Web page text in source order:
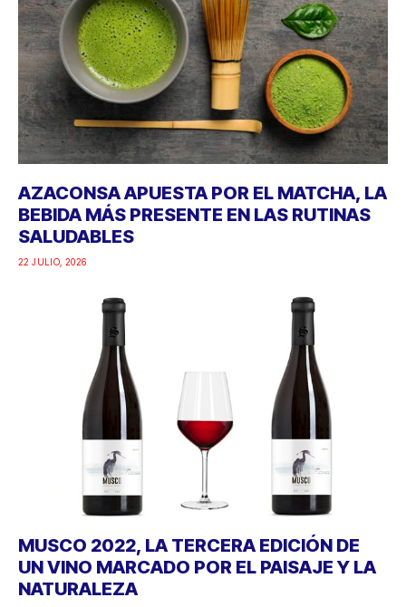
AZACONSA APUESTA POR EL MATCHA, LA
BEBIDA MÁS PRESENTE EN LAS RUTINAS
SALUDABLES
22 JULIO, 2026
MUSCO 2022, LA TERCERA EDICIÓN DE
UN VINO MARCADO POR EL PAISAJE Y LA
NATURALEZA